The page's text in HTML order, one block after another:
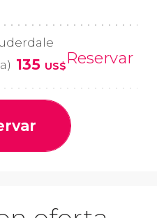
135 US$Reservar